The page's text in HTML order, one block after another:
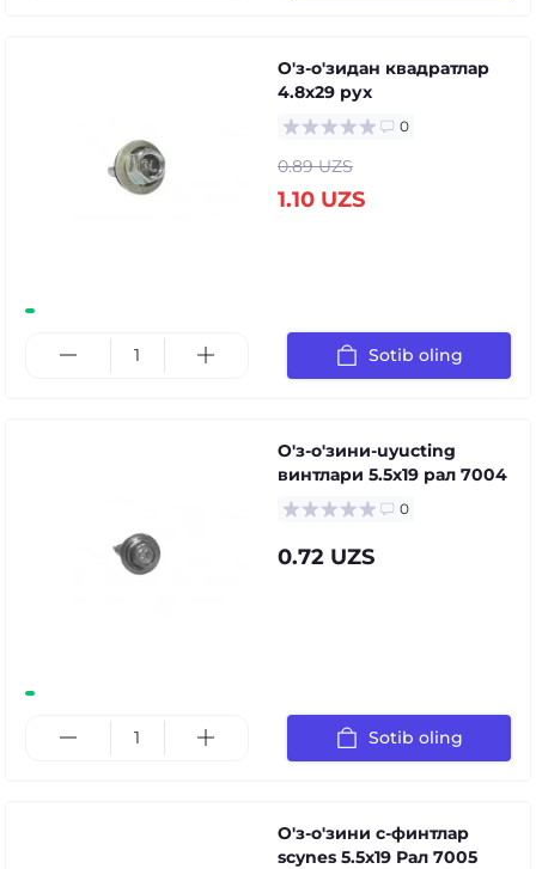
О'з-о'зидан квадратлар
4.8x29 руx
0
0.89 UZS
1.10 UZS
Sotib oling
О'з-о'зини-uyucting
винтлари 5.5x19 рал 7004
0
0.72 UZS
Sotib oling
О'з-о'зини с-финтлар
scynes 5.5x19 Рал 7005